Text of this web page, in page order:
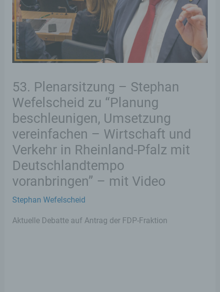
53. Plenarsitzung – Stephan
Wefelscheid zu “Planung
beschleunigen, Umsetzung
vereinfachen – Wirtschaft und
Verkehr in Rheinland-Pfalz mit
Deutschlandtempo
voranbringen” – mit Video
Stephan Wefelscheid
Aktuelle Debatte auf Antrag der FDP-Fraktion